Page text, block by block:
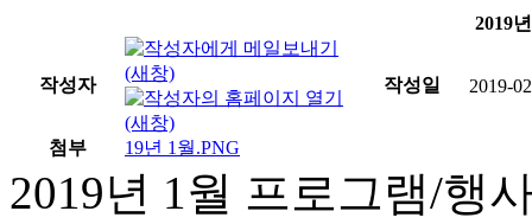
2019
작성자 작성일 2019-
첨부 19년 1월.PNG
2019년 1월 프로그램/행